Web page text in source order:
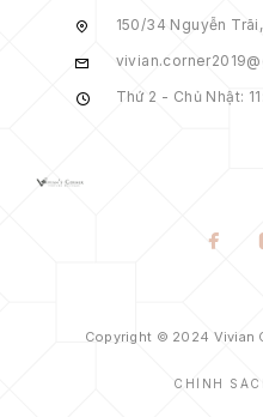
150/34 Nguyễn
Thứ 2 - Chủ Nhật:
Copyright © 2024 Vivian
CHÍNH